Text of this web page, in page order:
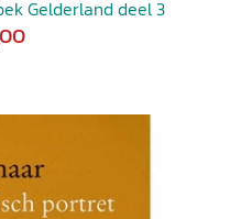
Gelderland deel 3